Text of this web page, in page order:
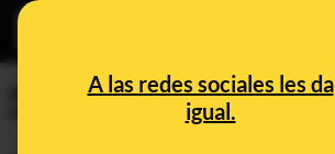
A las redes sociales les da
igual.